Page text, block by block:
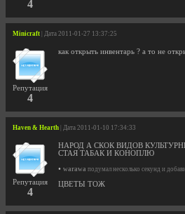
4
Minicraft | Дата 2011-01-27 13:37:25
Репутация
4
как открыть инвентарь ? а то не
Haven & Hearth | Дата 2011-01-10 17:34:33
Репутация
4
НАРОД А СКОК ВИДОВ
СТАЯ ТАБАК И КОНОПЛЮ
• warawa подумал несколько секунд и
ЦВЕТЫ ТОЖ